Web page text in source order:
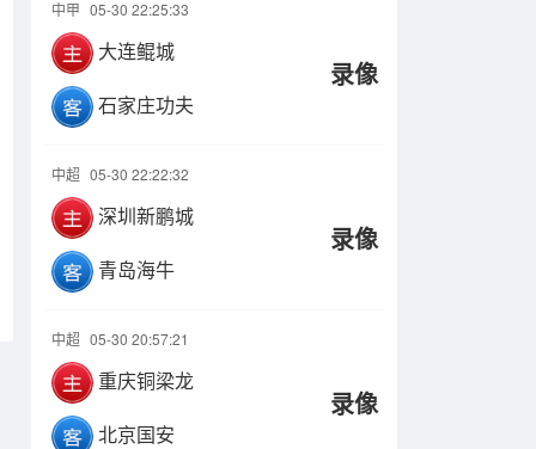
中甲 05-30 22:25:33
大连鲲城
石家庄功夫
录像
中超 05-30 22:22:32
深圳新鹏城
青岛海牛
录像
中超 05-30 20:57:21
重庆铜梁龙
北京国安
录像